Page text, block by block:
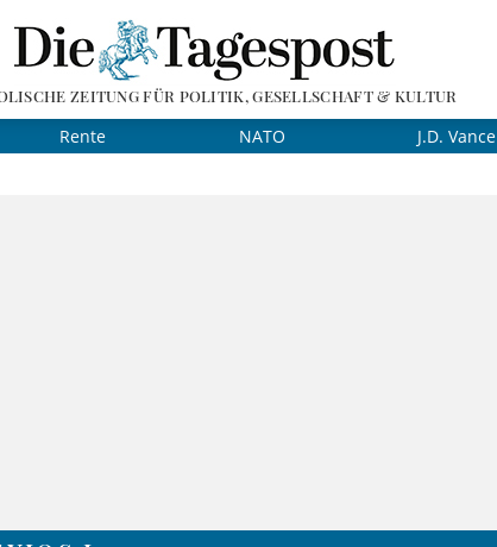
ZEITUNG FÜR POLITIK, GESELLSCHAFT & KULTUR
Rente NATO J.D. Vance